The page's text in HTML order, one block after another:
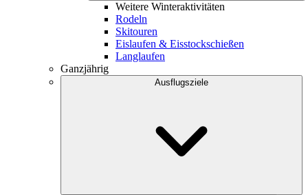
Weitere Winteraktivitäten
Rodeln
Skitouren
Eislaufen & Eisstockschießen
Langlaufen
Ganzjährig
Ausflugsziele